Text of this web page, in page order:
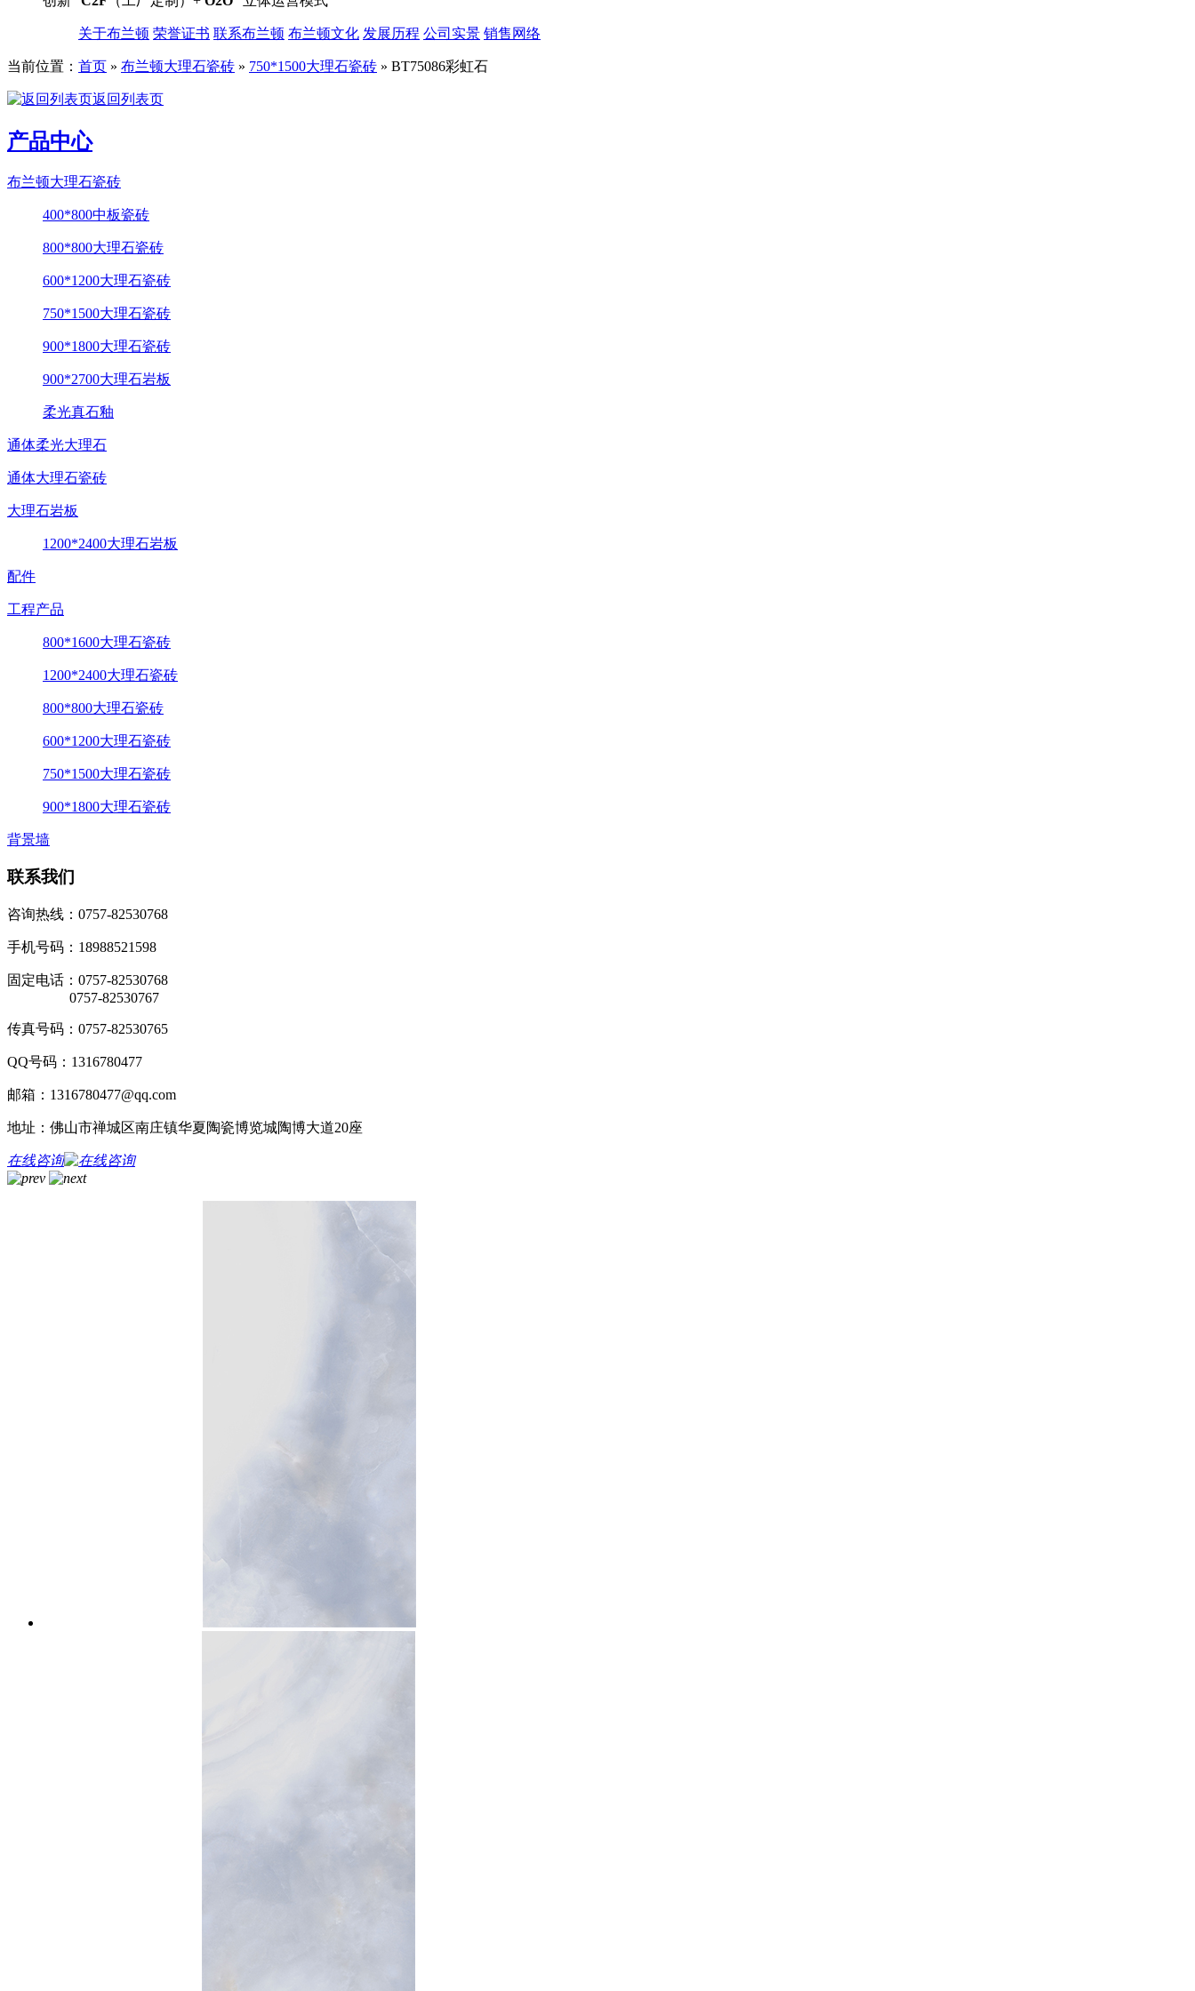
关于布兰顿 荣誉证书 联系布兰顿 布兰顿文化 发展历程 公司实景 销售网络
当前位置： 首页 » 布兰顿大理石瓷砖 » 750*1500大理石瓷砖 » BT75086彩虹石
返回列表页
产品中心
布兰顿大理石瓷砖
400*800中板瓷砖
800*800大理石瓷砖
600*1200大理石瓷砖
750*1500大理石瓷砖
900*1800大理石瓷砖
900*2700大理石岩板
柔光真石釉
通体柔光大理石
通体大理石瓷砖
大理石岩板
1200*2400大理石岩板
配件
工程产品
800*1600大理石瓷砖
1200*2400大理石瓷砖
800*800大理石瓷砖
600*1200大理石瓷砖
750*1500大理石瓷砖
900*1800大理石瓷砖
背景墙
联系我们
咨询热线：0757-82530768
手机号码：18988521598
固定电话：0757-82530768
0757-82530767
传真号码：0757-82530765
QQ号码：1316780477
邮箱：1316780477@qq.com
地址：佛山市禅城区南庄镇华夏陶瓷博览城陶博大道20座
在线咨询